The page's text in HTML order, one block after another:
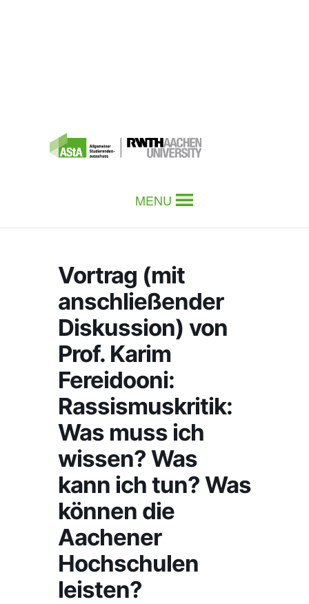
MENU
Vortrag (mit
anschließender
Diskussion) von
Prof. Karim
Fereidooni:
Rassismuskritik:
Was muss ich
wissen? Was
kann ich tun? Was
können die
Aachener
Hochschulen
leisten?